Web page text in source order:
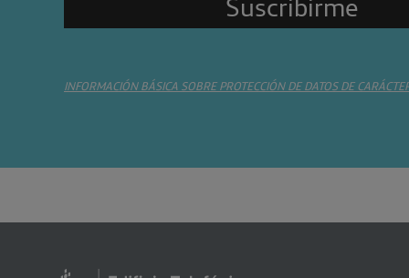
INFORMACIÓN BÁSICA SOBRE PROTECCIÓN DE DATOS DE